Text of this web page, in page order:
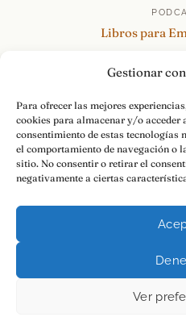
Gestionar
Para ofrecer las mejores
cookies para almacenar y/o
consentimiento de estas tecnologías
el comportamiento de navegación o
sitio. No consentir o retirar el
negativamente a ciertas
Ver
Libros para
re:Invéntate
Contacto y
Aviso Legal
Pasa a